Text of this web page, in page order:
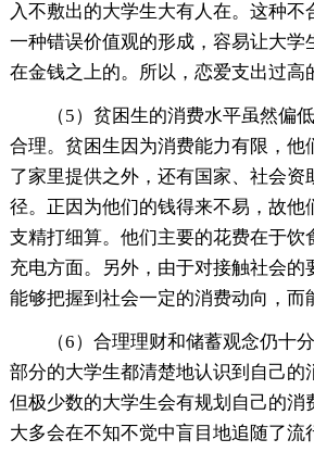
入不敷出的大学生大有人在。这种不
一种错误价值观的形成，容易让大学
在金钱之上的。所以，恋爱支出过高
（5）贫困生的消费水平虽然偏低
合理。贫困生因为消费能力有限，他
了家里提供之外，还有国家、社会资
径。正因为他们的钱得来不易，故他
支精打细算。他们主要的花费在于饮
充电方面。另外，由于对接触社会的
能够把握到社会一定的消费动向，而
（6）合理理财和储蓄观念仍十分
部分的大学生都清楚地认识到自己的
但极少数的大学生会有规划自己的消
大多会在不知不觉中盲目地追随了流